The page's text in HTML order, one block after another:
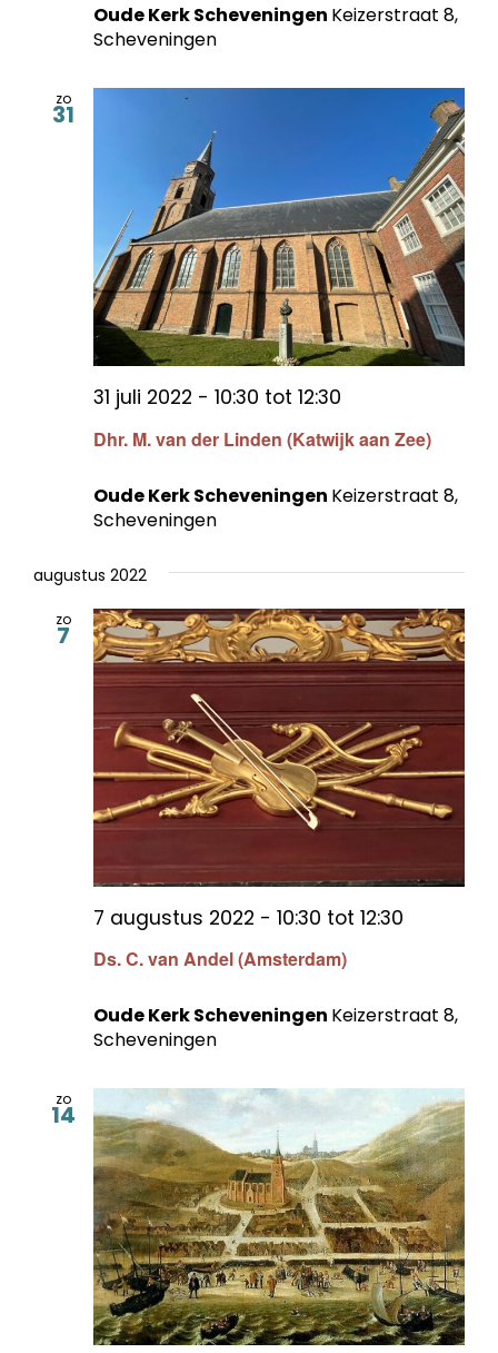
Oude Kerk Scheveningen Keizerstraat 8,
Scheveningen
zo
31
Dhr. M. van der Linden (Katwijk aan Zee)
31 juli 2022 - 10:30 tot 12:30
Oude Kerk Scheveningen Keizerstraat 8,
Scheveningen
augustus 2022
zo
7
Ds. C. van Andel (Amsterdam)
7 augustus 2022 - 10:30 tot 12:30
Oude Kerk Scheveningen Keizerstraat 8,
Scheveningen
zo
14